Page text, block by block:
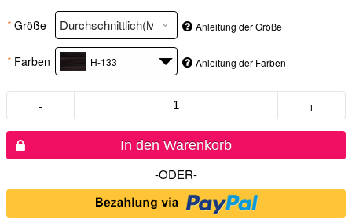
* Größe Anleitung der Größe
* Farben H-133 Anleitung der Farben
- +
In den Warenkorb
-ODER-